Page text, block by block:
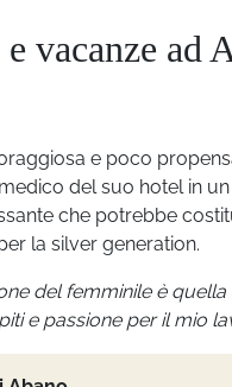
vacanze ad
e poco
del suo hotel in un
che potrebbe
la silver generation.
del femminile è
e passione per il mio